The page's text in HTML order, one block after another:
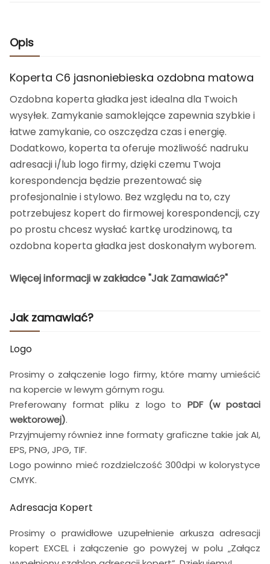
Opis
Koperta C6 jasnoniebieska ozdobna matowa
Ozdobna koperta gładka jest idealna dla Twoich
wysyłek. Zamykanie samoklejące zapewnia szybkie i
łatwe zamykanie, co oszczędza czas i energię.
Dodatkowo, koperta ta oferuje możliwość nadruku
adresacji i/lub logo firmy, dzięki czemu Twoja
korespondencja będzie prezentować się
profesjonalnie i stylowo. Bez względu na to, czy
potrzebujesz kopert do firmowej korespondencji, czy
po prostu chcesz wysłać kartkę urodzinową, ta
ozdobna koperta gładka jest doskonałym wyborem.
Więcej informacji w zakładce "Jak Zamawiać?"
Jak zamawiać?
Logo
Prosimy o załączenie logo firmy, które mamy umieścić
na kopercie w lewym górnym rogu.
Preferowany format pliku z logo to PDF (w postaci
wektorowej).
Przyjmujemy również inne formaty graficzne takie jak AI,
EPS, PNG, JPG, TIF.
Logo powinno mieć rozdzielczość 300dpi w kolorystyce
CMYK.
Adresacja Kopert
Prosimy o prawidłowe uzupełnienie arkusza adresacji
kopert EXCEL i załączenie go powyżej w polu „Załącz